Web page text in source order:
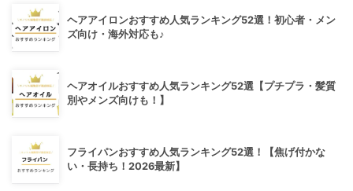
ヘアアイロンおすすめ人気ランキング52選！初心者・メン
ズ向け・海外対応も♪
ヘアオイルおすすめ人気ランキング52選【プチプラ・髪質
別やメンズ向けも！】
フライパンおすすめ人気ランキング52選！【焦げ付かな
い・長持ち！2026最新】